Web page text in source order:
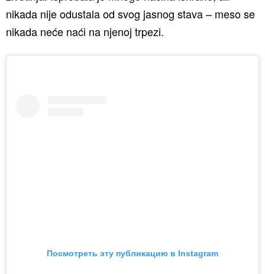
nikada nije odustala od svog jasnog stava – meso se
nikada neće naći na njenoj trpezi.
Посмотреть эту публикацию в Instagram